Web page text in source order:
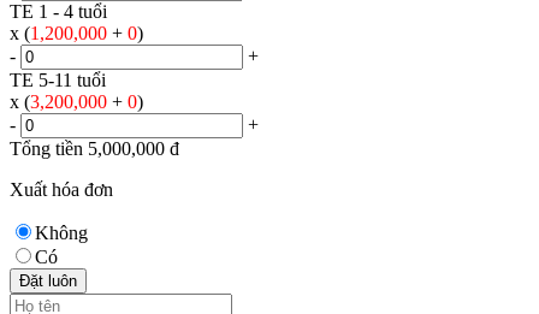
TE 1 - 4 tuổi
x (1,200,000 + 0)
-
+
TE 5-11 tuổi
x (3,200,000 + 0)
-
+
Tổng tiền 5,000,000 đ
Xuất hóa đơn
Không
Có
Đặt luôn